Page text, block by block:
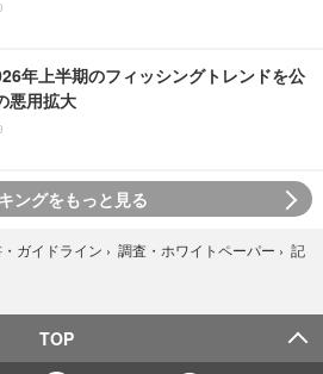
年上半期のフィッシングトレンドを公
悪用拡大
ングをもっと見る
ガイドライン › 調査・ホワイトペーパー › 記
TOP